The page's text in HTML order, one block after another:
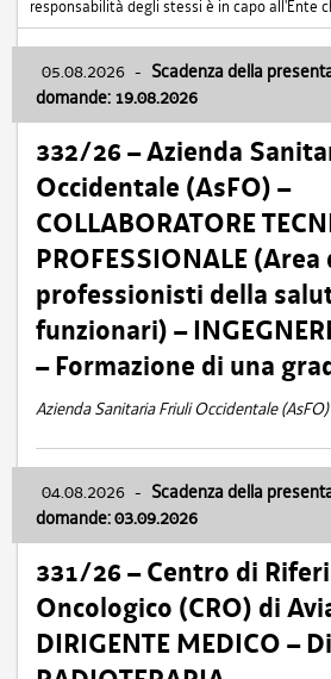
responsabilità degli stessi è in capo all'Ente
05.08.2026 - Scadenza della
domande: 19.08.2026
332/26 – Azienda
Occidentale (AsFO) –
COLLABORATORE
PROFESSIONALE (Area
professionisti della
funzionari) –
– Formazione di una
Azienda Sanitaria Friuli Occidentale (AsFO)
04.08.2026 - Scadenza della
domande: 03.09.2026
331/26 – Centro di
Oncologico (CRO) di
DIRIGENTE MEDICO –